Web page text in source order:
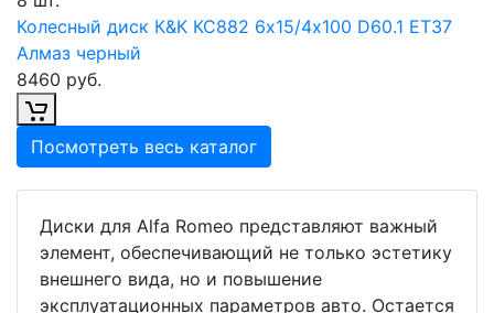
Колесный диск К&К КС882 6х15/4х100 D60.1 ET37
Алмаз черный
8460 руб.
Посмотреть весь каталог
Диски для Alfa Romeo представляют важный
элемент, обеспечивающий не только эстетику
внешнего вида, но и повышение
эксплуатационных параметров авто. Остается